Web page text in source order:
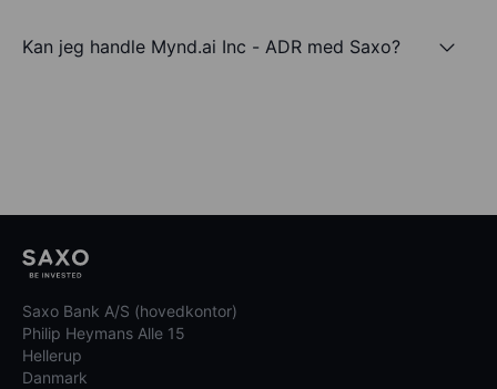
Kan jeg handle Mynd.ai Inc - ADR med Saxo?
Saxo Bank A/S (hovedkontor)
Philip Heymans Alle 15
Hellerup
Danmark